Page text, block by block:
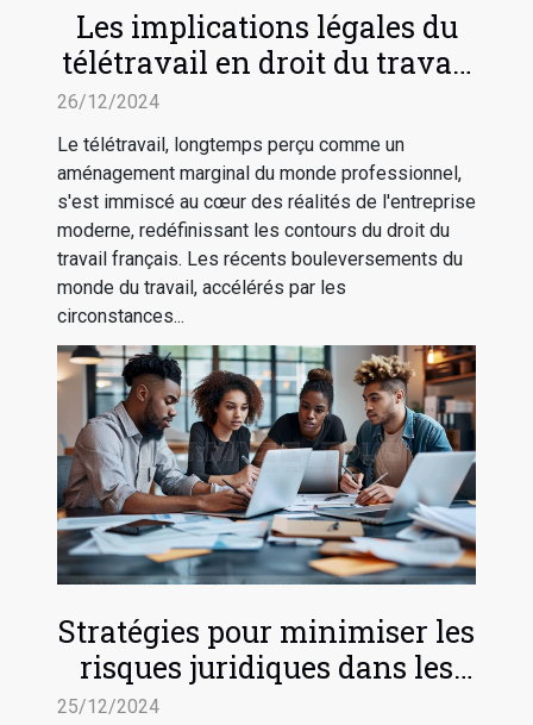
Les implications légales du
télétravail en droit du travail
26/12/2024
Le télétravail, longtemps perçu comme un
aménagement marginal du monde professionnel,
s'est immiscé au cœur des réalités de l'entreprise
moderne, redéfinissant les contours du droit du
travail français. Les récents bouleversements du
monde du travail, accélérés par les
circonstances...
Stratégies pour minimiser les
risques juridiques dans les
startups technologiques
25/12/2024